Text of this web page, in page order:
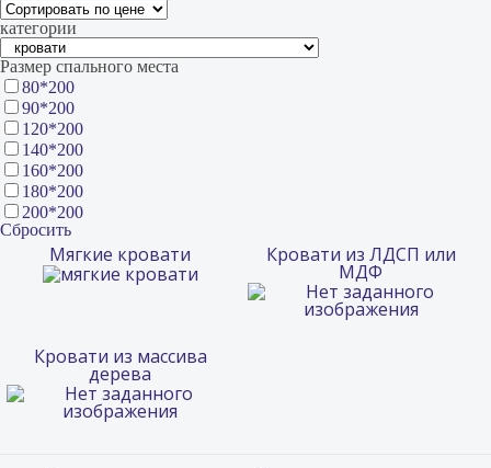
категории
Размер спального места
80*200
90*200
120*200
140*200
160*200
180*200
200*200
Сбросить
Мягкие кровати Кровати из ЛДСП или
МДФ
Кровати из массива
дерева